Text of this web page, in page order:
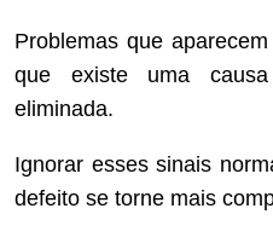
Problemas que
que existe uma
eliminada.
Ignorar esses sinais
defeito se torne mais